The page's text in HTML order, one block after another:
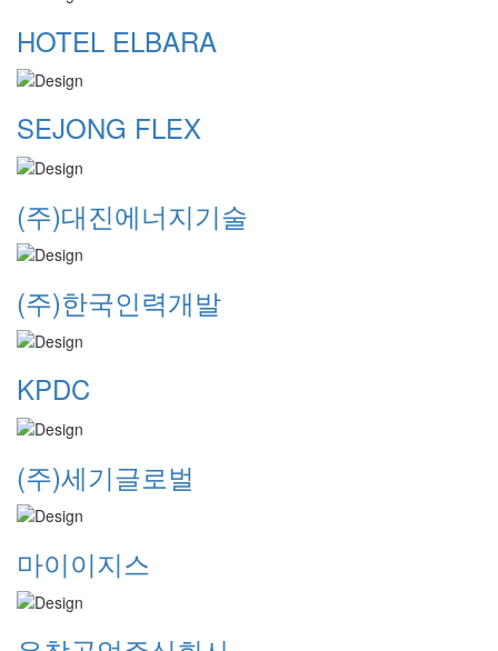
HOTEL ELBARA
SEJONG FLEX
(주)대진에너지기술
(주)한국인력개발
KPDC
(주)세기글로벌
마이이지스